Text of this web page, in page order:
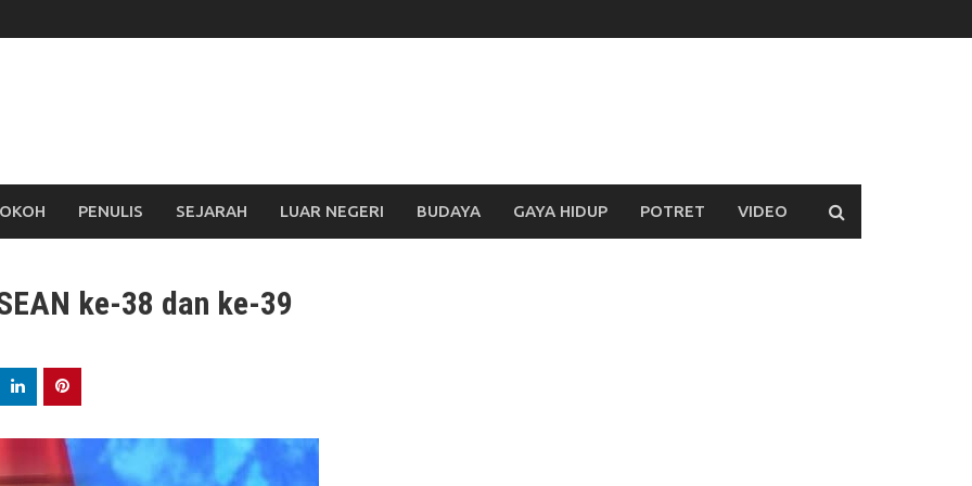
PENULIS SEJARAH LUAR NEGERI BUDAYA GAYA HIDUP POTRET VIDEO
ke-38 dan ke-39